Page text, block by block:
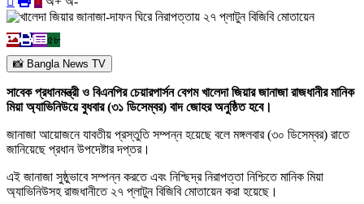
৫৮
📸 Bangla News TV
সাবেক প্রধানমন্ত্রী ও বিএনপির চেয়ারপার্সন বেগম খালেদা জিয়ার জানাজা রাজধানীর মানিক
মিয়া অ্যাভিনিউয়ে বুধবার (৩১ ডিসেম্বর) বাদ জোহর অনুষ্ঠিত হবে।
জানাজা আয়োজনে যাবতীয় প্রস্তুতি সম্পন্ন হয়েছে বলে মঙ্গলবার (৩০ ডিসেম্বর) রাতে
জানিয়েছে প্রধান উপদেষ্টার দপ্তর।
এই জানাজা সুষ্ঠুভাবে সম্পন্ন করতে এবং নিশ্ছিদ্র নিরাপত্তা নিশ্চিতে মানিক মিয়া
অ্যাভিনিউসহ রাজধানীতে ২৭ প্লাটুন বিজিবি মোতায়েন করা হয়েছে।